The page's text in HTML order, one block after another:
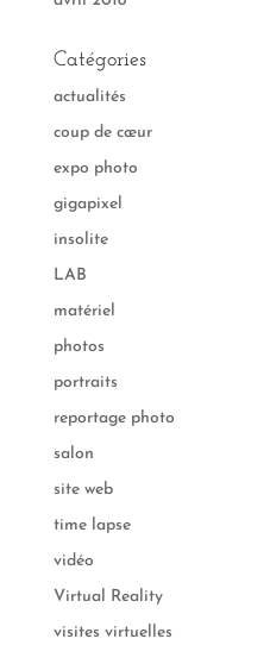
Catégories
actualités
coup de cœur
expo photo
gigapixel
insolite
LAB
matériel
photos
portraits
reportage photo
salon
site web
time lapse
vidéo
Virtual Reality
visites virtuelles